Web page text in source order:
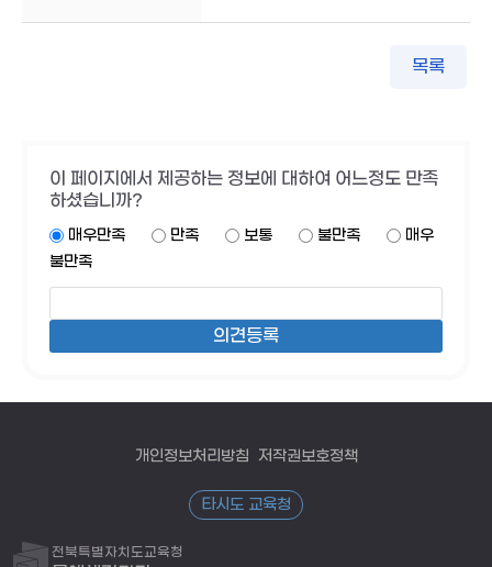
목록
이 페이지에서 제공하는 정보에 대하여 어느정도 만족
하셨습니까?
매우만족 만족 보통 불만족
매우
불만족
개인정보처리방침 저작권보호정책
타시도 교육청
전북특별자치도교육청